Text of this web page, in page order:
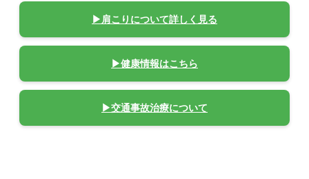
▶肩こりについて詳しく見る
▶健康情報はこちら
▶交通事故治療について